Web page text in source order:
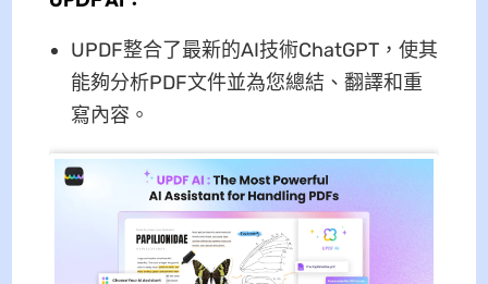
UPDF整合了最新的AI技術ChatGPT，使其
能夠分析PDF文件並為您總結、翻譯和重
寫內容。